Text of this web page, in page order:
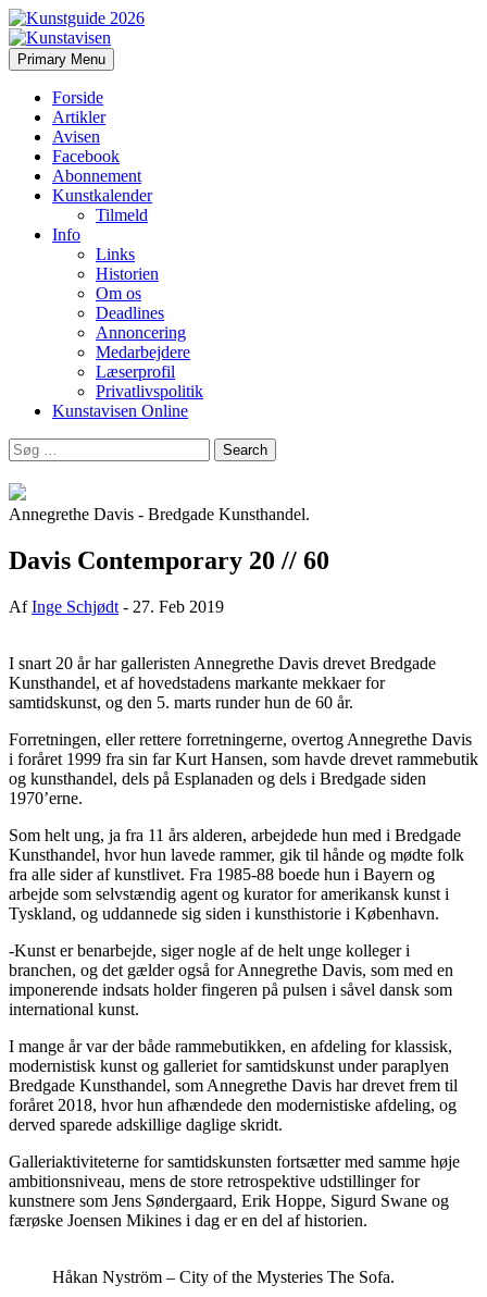
Kunstavisen
Search
Primary Menu Skip
to
Forside
Artikler
Avisen
Facebook
Abonnement
Kunstkalender
Tilmeld
Info
Links
Historien
Om os
Deadlines
Annoncering
Medarbejdere
Læserprofil
Privatlivspolitik
Kunstavisen Online
Search
for:
Annegrethe Davis - Bredgade Kunsthandel.
Davis Contemporary 20 // 60
AfInge Schjødt - 27. Feb 2019
I snart 20 år har galleristen Annegrethe Davis drevet Bredgade
Kunsthandel, et af hovedstadens markante mekkaer for
samtidskunst, og den 5. marts runder hun de 60 år.
Forretningen, eller rettere forretningerne, overtog Annegrethe Davis
i foråret 1999 fra sin far Kurt Hansen, som havde drevet rammebutik
og kunsthandel, dels på Esplanaden og dels i Bredgade siden
1970’erne.
Som helt ung, ja fra 11 års alderen, arbejdede hun med i Bredgade
Kunsthandel, hvor hun lavede rammer, gik til hånde og mødte folk
fra alle sider af kunstlivet. Fra 1985-88 boede hun i Bayern og
arbejde som selvstændig agent og kurator for amerikansk kunst i
Tyskland, og uddannede sig siden i kunsthistorie i København.
-Kunst er benarbejde, siger nogle af de helt unge kolleger i
branchen, og det gælder også for Annegrethe Davis, som med en
imponerende indsats holder fingeren på pulsen i såvel dansk som
international kunst.
I mange år var der både rammebutikken, en afdeling for klassisk,
modernistisk kunst og galleriet for samtidskunst under paraplyen
Bredgade Kunsthandel, som Annegrethe Davis har drevet frem til
foråret 2018, hvor hun afhændede den modernistiske afdeling, og
derved sparede adskillige daglige skridt.
Galleriaktiviteterne for samtidskunsten fortsætter med samme høje
ambitionsniveau, mens de store retrospektive udstillinger for
kunstnere som Jens Søndergaard, Erik Hoppe, Sigurd Swane og
færøske Joensen Mikines i dag er en del af historien.
Håkan Nyström – City of the Mysteries The Sofa.